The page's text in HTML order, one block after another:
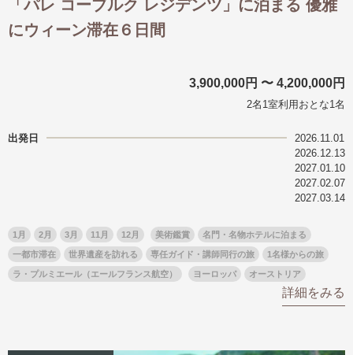
「パレ コーブルク レジデンツ」に泊まる 優雅
にウィーン滞在６日間
3,900,000円 〜 4,200,000円
2名1室利用おとな1名
出発日
2026.11.01
2026.12.13
2027.01.10
2027.02.07
2027.03.14
1月 2月 3月 11月 12月 美術鑑賞 名門・名物ホテルに泊まる
一都市滞在 世界遺産を訪れる 専任ガイド・講師同行の旅 1名様からの旅
ラ・プルミエール（エールフランス航空） ヨーロッパ オーストリア
詳細をみる